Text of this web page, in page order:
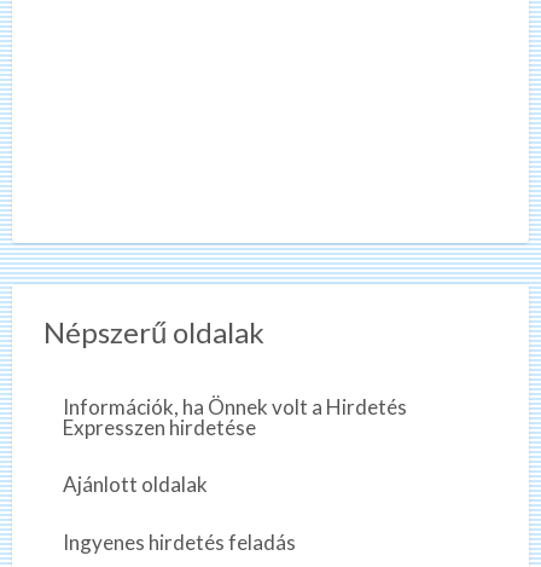
Népszerű oldalak
Információk, ha Önnek volt a Hirdetés
Expresszen hirdetése
Ajánlott oldalak
Ingyenes hirdetés feladás